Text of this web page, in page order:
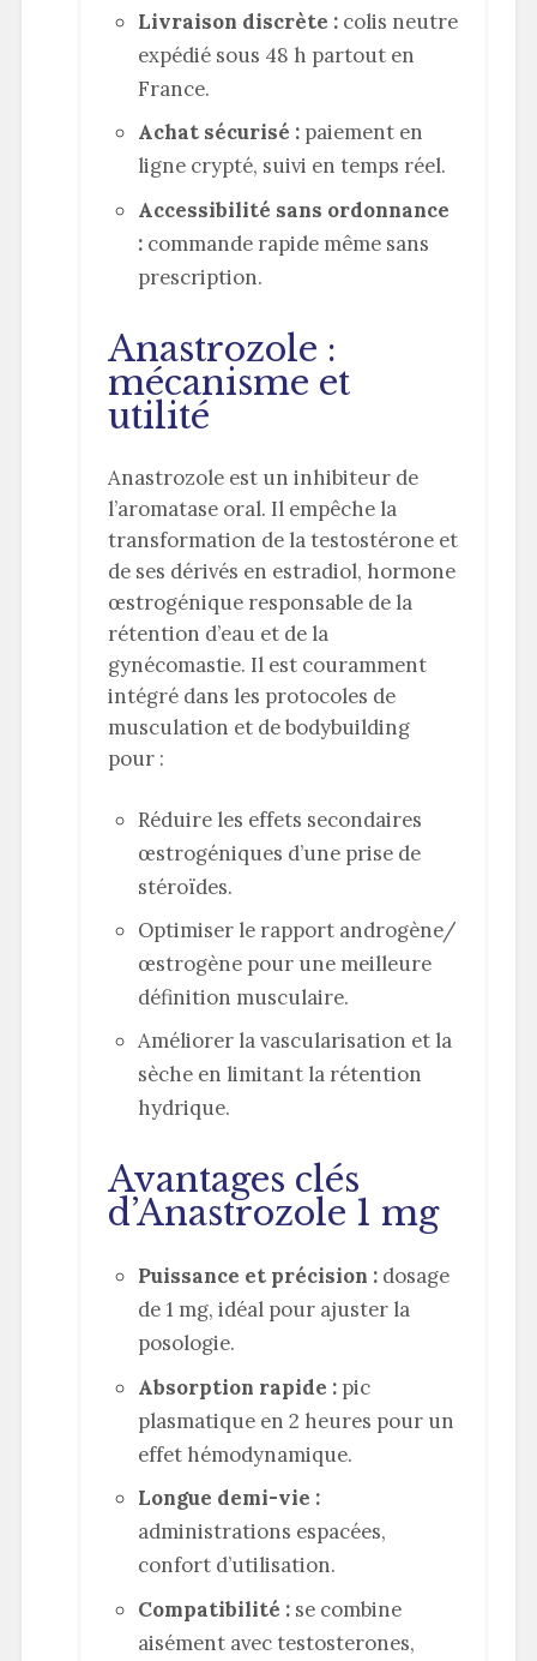
Livraison discrète :colis neutre
expédié sous 48 h partout en
France.
Achat sécurisé :paiement en
ligne crypté, suivi en temps réel.
Accessibilité sans ordonnance
:commande rapide même sans
prescription.
Anastrozole :
mécanisme et
utilité
Anastrozole est un inhibiteur de
l’aromatase oral. Il empêche la
transformation de la testostérone et
de ses dérivés en estradiol, hormone
œstrogénique responsable de la
rétention d’eau et de la
gynécomastie. Il est couramment
intégré dans les protocoles de
musculation et de bodybuilding
pour :
Réduire les effets secondaires
œstrogéniques d’une prise de
stéroïdes.
Optimiser le rapport androgène/
œstrogène pour une meilleure
définition musculaire.
Améliorer la vascularisation et la
sèche en limitant la rétention
hydrique.
Avantages clés
d’Anastrozole 1 mg
Puissance et précision :dosage
de 1 mg, idéal pour ajuster la
posologie.
Absorption rapide :pic
plasmatique en 2 heures pour un
effet hémodynamique.
Longue demi-vie :
administrations espacées,
confort d’utilisation.
Compatibilité :se combine
aisément avec testosterones,